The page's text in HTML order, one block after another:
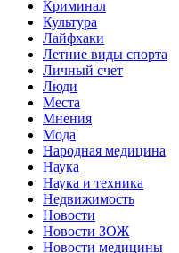
Криминал
Культура
Лайфхаки
Летние виды спорта
Личный счет
Люди
Места
Мнения
Мода
Народная медицина
Наука
Наука и техника
Недвижимость
Новости
Новости ЗОЖ
Новости медицины